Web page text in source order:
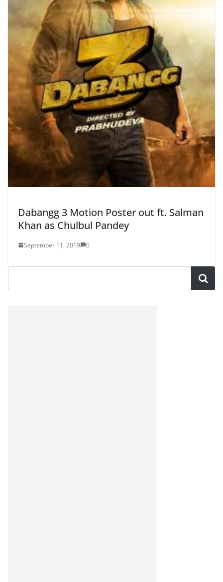
Dabangg 3 Motion Poster out ft. Salman
Khan as Chulbul Pandey
September 11, 2019 0